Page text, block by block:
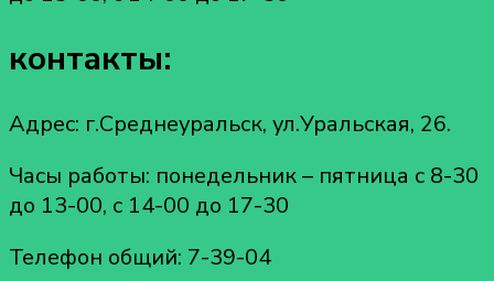
контакты:
Адрес: г.Среднеуральск, ул.Уральская, 26.
Часы работы: понедельник – пятница с 8-30
до 13-00, с 14-00 до 17-30
Телефон общий: 7-39-04